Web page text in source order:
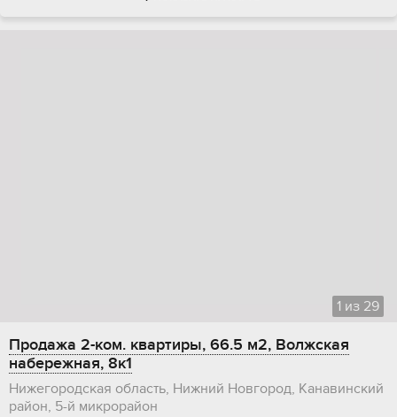
1 из 29
Продажа 2-ком. квартиры, 66.5 м2, Волжская
набережная, 8к1
Нижегородская область, Нижний Новгород, Канавинский
район, 5-й микрорайон